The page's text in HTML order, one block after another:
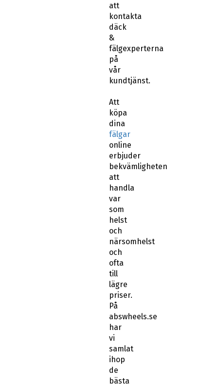
att
kontakta
däck
&
fälgexperterna
på
vår
kundtjänst.
Att
köpa
dina
fälgar
online
erbjuder
bekvämligheten
att
handla
var
som
helst
och
närsomhelst
och
ofta
till
lägre
priser.
På
abswheels.se
har
vi
samlat
ihop
de
bästa